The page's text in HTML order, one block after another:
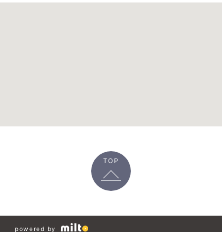
TOP
powered by